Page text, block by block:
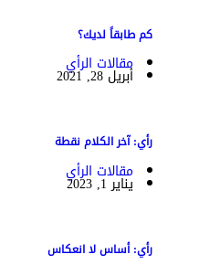
كم طابقاً لديك؟
مقالات الرأي
أبريل 28, 2021
رأي: آخر الكلام نقطة
مقالات الرأي
يناير 1, 2023
رأي: أساس لا انعكاس